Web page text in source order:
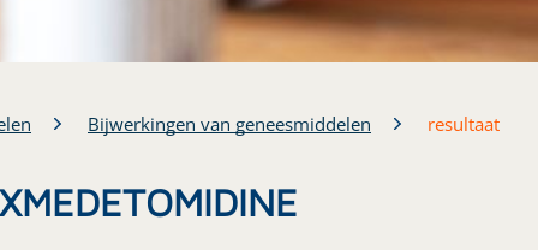
Bijwerkingen van geneesmiddelen resultaat